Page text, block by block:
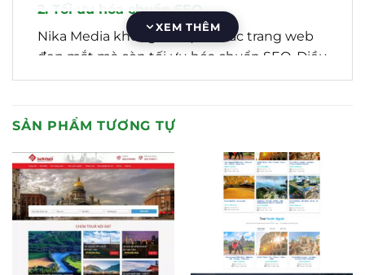
2. Tối ưu hóa chuẩn SEO
Nika Media không chỉ tạo ra các trang web
đẹp mắt mà còn tối ưu hóa chuẩn SEO. Điều
này giúp trang web của bạn dễ dàng được
Google. Tối ưu hóa SEO là một yếu tố quan
trọng để thu hút khách hàng và tăng cơ hội
kinh doanh.
3. Hỗ trợ 24/7 và bảo hành trọn đời
Nika Media cam kết hỗ trợ khách hàng 24/7
và bảo hành trọn đời cho các trang web mà
họ thiết kế. Điều này đảm bảo rằng bạn
XEM THÊM
SẢN PHẨM TƯƠNG TỰ